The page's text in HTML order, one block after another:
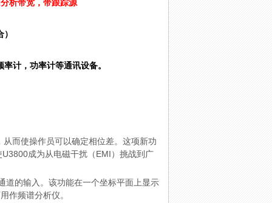
析带宽，带跟踪源
计，功率计等通讯设备。
而使操作员可以确定相位差。这项新功
成为从电磁干扰（EMI）挑战到广
道的输入。该功能在一个坐标平面上显示
作频谱分析仪。